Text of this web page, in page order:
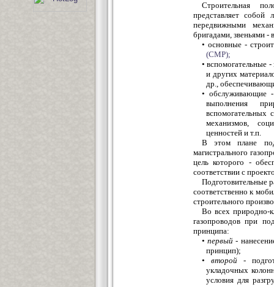
Строительная
представляет собой
передвижными
бригадами, звеньями -
• основные -
(СМР);
• вспомогательные
и других
др.,
• обслуживающие -
выполнения
вспомогательных
механизмов,
ценностей и т.п.
В этом плане
магистрального
цель которого -
соответствии с
Подготовительные
соответственно к
строительного
Во всех природно-
газопроводов при
принципа:
•первый -
принцип);
• второй -
укладочных
условия для